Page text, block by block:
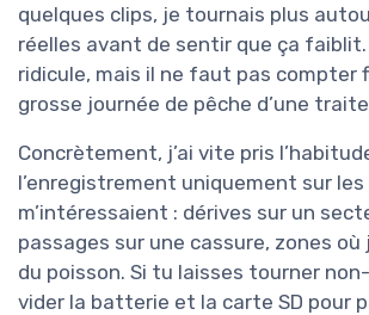
quelques clips, je tournais plus
réelles avant de sentir que ça faiblit.
ridicule, mais il ne faut pas compter
grosse journée de pêche d’une
Concrètement, j’ai vite pris
l’enregistrement uniquement sur les
m’intéressaient : dérives sur un
passages sur une cassure, zones où
du poisson. Si tu laisses tourner
vider la batterie et la carte SD pour